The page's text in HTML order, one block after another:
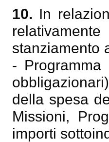
10. In
stanziamento
-
della spesa
Missioni,
importi